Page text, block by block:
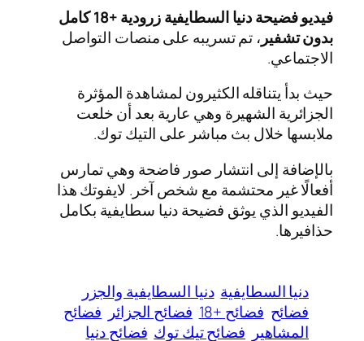
فيديو فضيحة دنيا السطايفية زرودية +18 كامل
بدون تشفير ، تم تسريبه على منصات التواصل
الاجتماعي.
حيث بدأ يتناقله الكثيرون لمشاهدة المؤثرة
الجزائرية الشهيرة وهي عارية بعد أن خلعت
ملابسها خلال بث مباشر على التيك توك.
بالإضافة إلى انتشار صور فاضحة وهي تمارس
أفعالًا غير محتشمة مع شخص آخر. لايفوتك هذا
الفيديو الذي يوثق فضيحة دنيا سطايفية بكامل
حذافيرها.
دنيا السطايفية دنيا السطايفية والجزر
فضائح فضائح +18 فضائح الجزائر فضائح
المشاهير فضائح تيك توك فضائح دنيا